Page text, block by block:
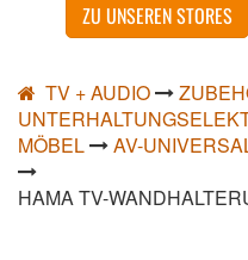
ZU UNSEREN STORES
TV + AUDIO
MÖBEL
AV-
HAMA TV-